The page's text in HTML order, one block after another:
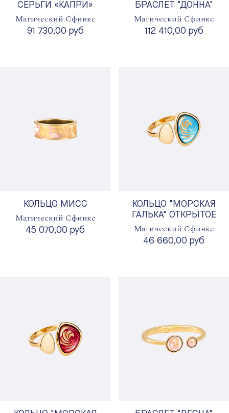
СЕРЬГИ «КАПРИ»
Магический Сфинкс
91 730,00 руб
БРАСЛЕТ "ДОННА"
Магический Сфинкс
112 410,00 руб
КОЛЬЦО МИСС
Магический Сфинкс
45 070,00 руб
КОЛЬЦО "МОРСКАЯ
ГАЛЬКА" ОТКРЫТОЕ
Магический Сфинкс
46 660,00 руб